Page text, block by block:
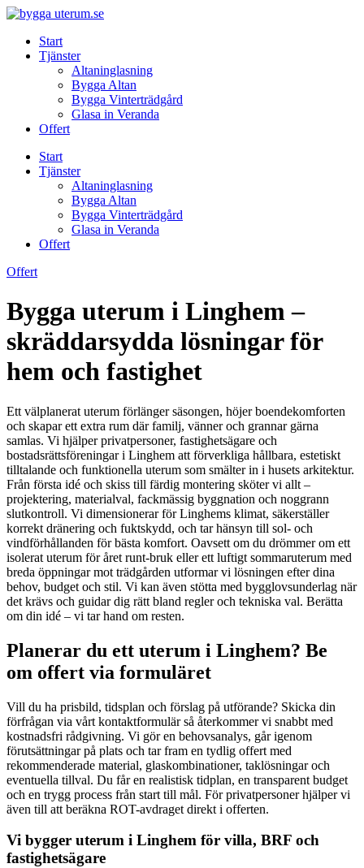
Skip
contentStart
Tjänster
Altaninglasning
Bygga Altan
Bygga Vinterträdgård
Glasa in Veranda
Offert
Start
Tjänster
Altaninglasning
Bygga Altan
Bygga Vinterträdgård
Glasa in Veranda
Offert
Offert
Bygga uterum i Linghem –
skräddarsydda lösningar för
hem och fastighet
Ett välplanerat uterum förlänger säsongen, höjer boendekomforten
och skapar ett extra rum där familj, vänner och grannar gärna
samlas. Vi hjälper privatpersoner, fastighetsägare och
bostadsrättsföreningar i Linghem att förverkliga hållbara, estetiskt
tilltalande och funktionella uterum som smälter in i husets arkitektur.
Från första idé och skiss till färdig montering sköter vi allt –
projektering, materialval, fackmässig byggnation och noggrann
slutkontroll. Vi dimensionerar för Linghems klimat, säkerställer
korrekt dränering och fuktskydd, och tar hänsyn till sol- och
vindförhållanden för bästa komfort. Oavsett om du drömmer om ett
isolerat uterum för året runt-bruk eller ett luftigt sommaruterum med
breda öppningar mot trädgården utformar vi lösningen efter dina
behov, budget och stil. Vi kan även stötta med bygglovsunderlag när
det krävs och guidar dig rätt bland regler och tekniska val. Berätta
om din idé – vi tar hand om resten.
Planerar du ett uterum i Linghem? Be
om offert via formuläret
Vill du ha prisbild, tidsplan och förslag på utförande? Skicka din
förfrågan via vårt kontaktformulär så återkommer vi snabbt med
kostnadsfri rådgivning. Vi gör en behovsanalys, går igenom
förutsättningar på plats och tar fram en tydlig offert med
rekommenderade material, glaskombinationer, taklösningar och
eventuella tillval. Du får en realistisk tidplan, en transparent budget
och en trygg process från start till mål. För privatpersoner hjälper vi
även till att beräkna ROT-avdraget direkt i offerten.
Vi bygger uterum i Linghem för villa, BRF och
fastighetsägare